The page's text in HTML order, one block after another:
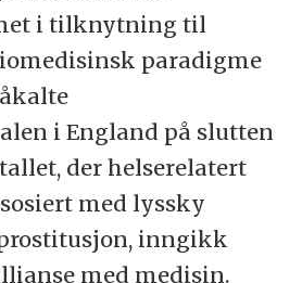
i tilknytning til
paradigme
i England på slutten
der helserelatert
med lyssky
inngikk
med medisin.